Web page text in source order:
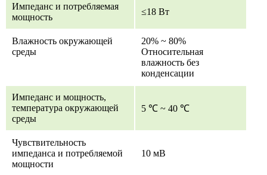
Импеданс и потребляемая
мощность
≤18 Вт
Влажность окружающей
среды
20% ~ 80%
Относительная
влажность без
конденсации
Импеданс и мощность,
температура окружающей
среды
5 ℃ ~ 40 ℃
Чувствительность
импеданса и потребляемой
мощности
10 мВ